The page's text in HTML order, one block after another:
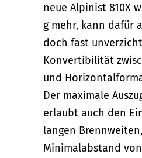
neue Alpinist 810X
g mehr, kann dafür
doch fast
Konvertibilität
und
Der maximale
erlaubt auch den
langen
Minimalabstand